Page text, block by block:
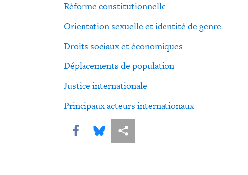
Réforme constitutionnelle
Orientation sexuelle et identité de genre
Droits sociaux et économiques
Déplacements de population
Justice internationale
Principaux acteurs internationaux
Share this via Facebook
Share this via Bluesky
Share this via Partagez